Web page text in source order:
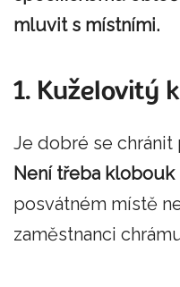
mluvit s místními.
1. Kuželovitý
Je dobré se
Není třeba klobouk
posvátném místě
zaměstnanci